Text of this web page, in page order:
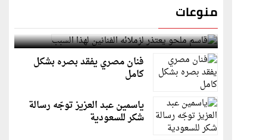
منوعات
قاسم ملحو يعتذر لزملائه الفنانين لهذا السبب
فنان مصري يفقد بصره بشكل
كامل
ياسمين عبد العزيز توجّه رسالة
شكر للسعودية